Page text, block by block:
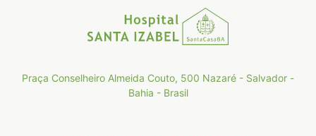
Praça Conselheiro Almeida Couto, 500 Nazaré - Salvador -
Bahia - Brasil